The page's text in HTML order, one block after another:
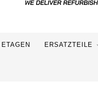
ETAGEN ERSATZTEILE